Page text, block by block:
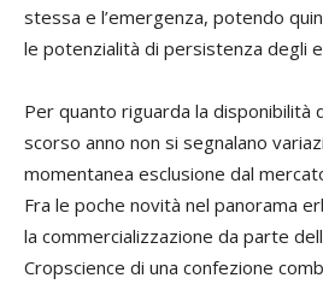
stessa e l’emergenza, potendo
le potenzialità di persistenza degli
Per quanto riguarda la disponibilità
scorso anno non si segnalano
momentanea esclusione dal
Fra le poche novità nel panorama
la commercializzazione da parte
Cropscience di una confezione